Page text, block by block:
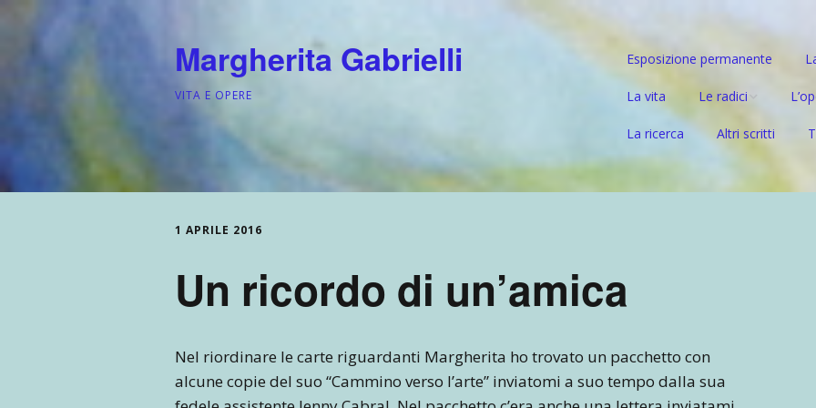
Margherita Gabrielli
VITA E OPERE
Esposizione permanente
La vita Le radici
Il ramo paterno –
Il ramo materno –
La ricerca Altri scritti
1 APRILE 2016
Un ricordo di un’amica
Nel riordinare le carte riguardanti Margherita ho trovato un pacchetto con
alcune copie del suo “Cammino verso l’arte” inviatomi a suo tempo dalla sua